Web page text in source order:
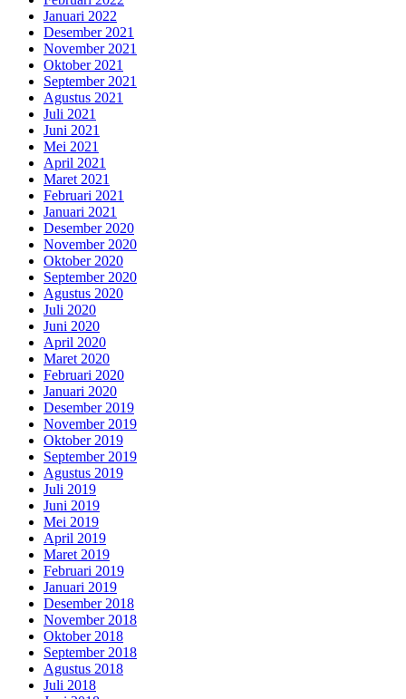
Januari 2022
Desember 2021
November 2021
Oktober 2021
September 2021
Agustus 2021
Juli 2021
Juni 2021
Mei 2021
April 2021
Maret 2021
Februari 2021
Januari 2021
Desember 2020
November 2020
Oktober 2020
September 2020
Agustus 2020
Juli 2020
Juni 2020
April 2020
Maret 2020
Februari 2020
Januari 2020
Desember 2019
November 2019
Oktober 2019
September 2019
Agustus 2019
Juli 2019
Juni 2019
Mei 2019
April 2019
Maret 2019
Februari 2019
Januari 2019
Desember 2018
November 2018
Oktober 2018
September 2018
Agustus 2018
Juli 2018